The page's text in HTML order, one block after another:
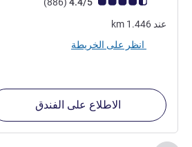
عند
km 1.446
الاطلاع على الفندق